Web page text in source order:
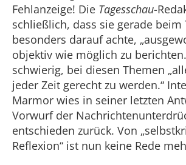
Fehlanzeige! Die Tagesschau-
schließlich, dass sie gerade beim
besonders darauf achte,
objektiv wie möglich zu
schwierig, bei diesen Themen
jeder Zeit gerecht zu werden.“
Marmor wies in seiner letzten
Vorwurf der
entschieden zurück. Von
Reflexion“ ist nun keine Rede